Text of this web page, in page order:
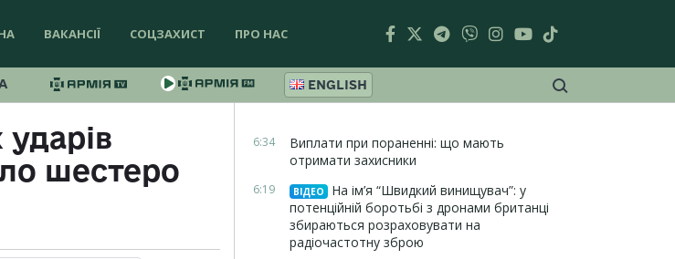
ВАКАНСІЇ СОЦЗАХИСТ ПРО НАС
ENGLISH
шестеро
6:34
Виплати при пораненні: що мають
отримати захисники
6:19 ВІДЕО
На ім’я “Швидкий винищувач”: у
потенційній боротьбі з дронами британці
збираються розраховувати на
радіочастотну зброю